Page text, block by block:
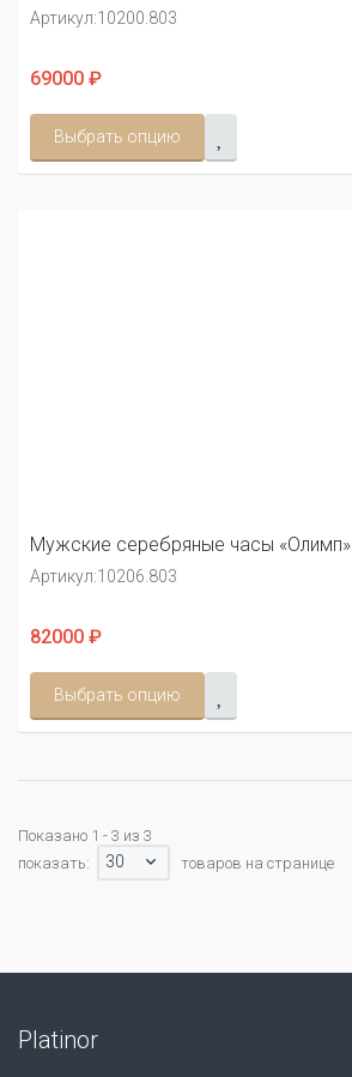
Артикул:10200.803
69000 ₽
Выбрать опцию
Мужские серебряные часы «Олимп»
Артикул:10206.803
82000 ₽
Выбрать опцию
Показано 1 - 3 из 3
показать:
30 товаров на странице
Platinor